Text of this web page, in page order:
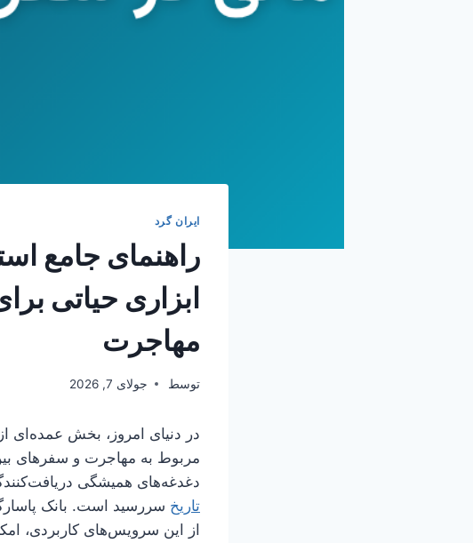
ایران گرد
راهنمای جامع
ابزاری حیاتی
مهاجرت
توسط جولای 7, 2026
در دنیای امروز، بخش عمده‌ای
مربوط به مهاجرت و سفرهای
دغدغه‌های همیشگی
تاریخ سررسید است. بانک
از این سرویس‌های کاربردی،